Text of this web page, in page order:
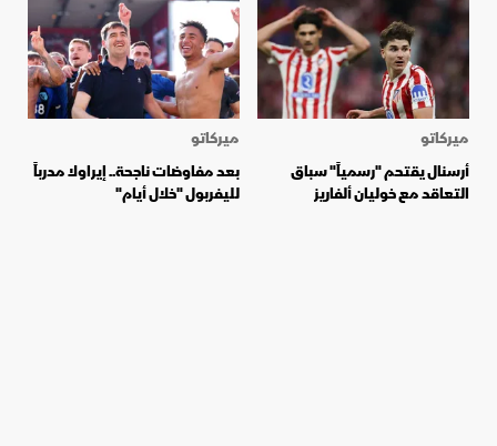
ميركاتو
أرسنال يقتحم "رسمياً" سباق
التعاقد مع خوليان ألفاريز
ميركاتو
بعد مفاوضات ناجحة.. إيراولا مدرباً
لليفربول "خلال أيام"